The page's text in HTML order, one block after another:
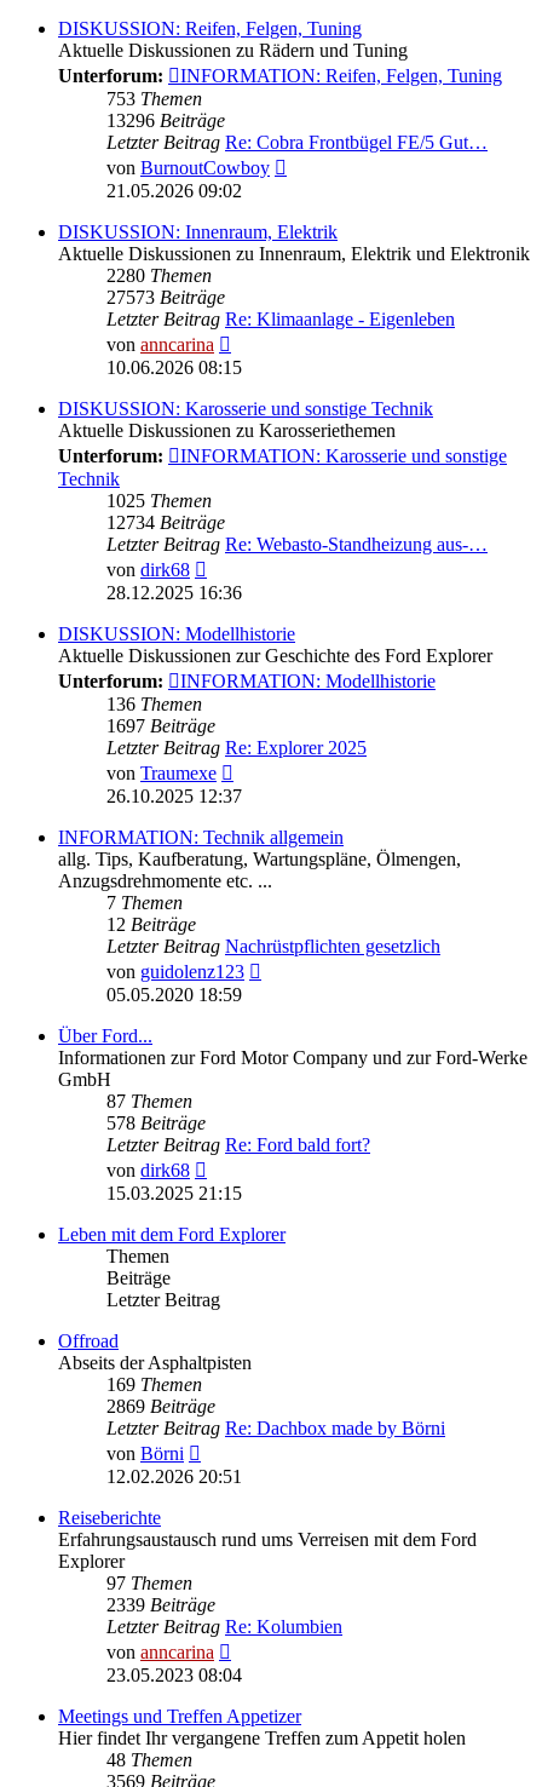
DISKUSSION: Reifen, Felgen, Tuning
Aktuelle Diskussionen zu Rädern und Tuning
Unterforum:
INFORMATION: Reifen, Felgen, Tuning
753 Themen
13296 Beiträge
Letzter Beitrag Re: Cobra Frontbügel FE/5 Gut…
von BurnoutCowboy
21.05.2026 09:02
DISKUSSION: Innenraum, Elektrik
Aktuelle Diskussionen zu Innenraum, Elektrik und Elektronik
2280 Themen
27573 Beiträge
Letzter Beitrag Re: Klimaanlage - Eigenleben
von anncarina
Beitrag
10.06.2026 08:15
DISKUSSION: Karosserie und sonstige Technik
Aktuelle Diskussionen zu Karosseriethemen
Unterforum:
INFORMATION: Karosserie und sonstige
Technik
1025 Themen
12734 Beiträge
Letzter Beitrag Re: Webasto-Standheizung aus-…
von dirk68
Beitrag
28.12.2025 16:36
DISKUSSION: Modellhistorie
Aktuelle Diskussionen zur Geschichte des Ford Explorer
Unterforum:
INFORMATION: Modellhistorie
136 Themen
1697 Beiträge
Letzter Beitrag Re: Explorer 2025
von Traumexe
Beitrag
26.10.2025 12:37
INFORMATION: Technik allgemein
allg. Tips, Kaufberatung, Wartungspläne, Ölmengen,
Anzugsdrehmomente etc. ...
7 Themen
12 Beiträge
Letzter Beitrag Nachrüstpflichten gesetzlich
von guidolenz123
05.05.2020 18:59
Über Ford...
Informationen zur Ford Motor Company und zur Ford-Werke
GmbH
87 Themen
578 Beiträge
Letzter Beitrag Re: Ford bald fort?
von dirk68
Beitrag
15.03.2025 21:15
Leben mit dem Ford Explorer
Themen
Beiträge
Letzter Beitrag
Offroad
Abseits der Asphaltpisten
169 Themen
2869 Beiträge
Letzter Beitrag Re: Dachbox made by Börni
von Börni
Beitrag
12.02.2026 20:51
Reiseberichte
Erfahrungsaustausch rund ums Verreisen mit dem Ford
Explorer
97 Themen
2339 Beiträge
Letzter Beitrag Re: Kolumbien
von anncarina
Beitrag
23.05.2023 08:04
Meetings und Treffen Appetizer
Hier findet Ihr vergangene Treffen zum Appetit holen
48 Themen
3569 Beiträge